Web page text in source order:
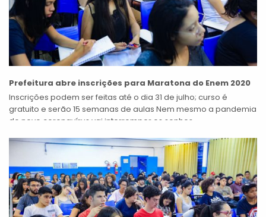
Prefeitura abre inscrições para Maratona do Enem 2020
Inscrições podem ser feitas até o dia 31 de julho; curso é
gratuito e serão 15 semanas de aulas Nem mesmo a pandemia
do novo coronavírus vai interromper os sonhos...